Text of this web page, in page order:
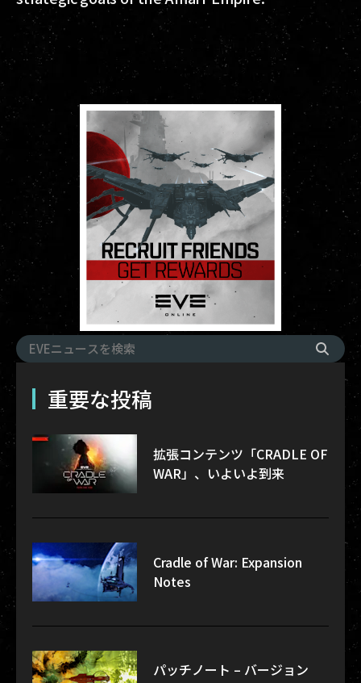
重要な投稿
拡張コンテンツ「CRADLE OF
WAR」、いよいよ到来
Cradle of War: Expansion
Notes
パッチノート – バージョン